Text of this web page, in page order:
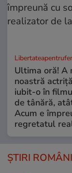
Ultima oră! A
noastră
iubit-o în
de tânără,
Acum e
regretatul
ȘTIRI